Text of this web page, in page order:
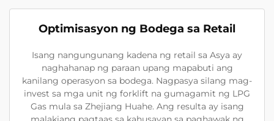
Optimisasyon ng Bodega sa Retail
Isang nangungunang kadena ng retail sa Asya ay
naghahanap ng paraan upang mapabuti ang
kanilang operasyon sa bodega. Nagpasya silang mag-
invest sa mga unit ng forklift na gumagamit ng LPG
Gas mula sa Zhejiang Huahe. Ang resulta ay isang